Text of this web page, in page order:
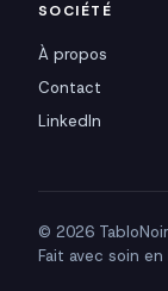
SOCIÉTÉ
À propos
Contact
LinkedIn
© 2026
Fait avec soin